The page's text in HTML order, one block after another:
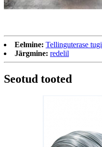
Eelmine: Tellinguterase tugi
Järgmine: redelil
Seotud tooted